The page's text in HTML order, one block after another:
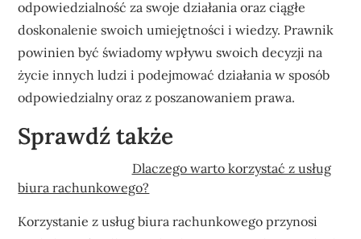
odpowiedzialność za swoje działania oraz ciągłe
doskonalenie swoich umiejętności i wiedzy. Prawnik
powinien być świadomy wpływu swoich decyzji na
życie innych ludzi i podejmować działania w sposób
odpowiedzialny oraz z poszanowaniem prawa.
Sprawdź także
Dlaczego warto korzystać z usług
biura rachunkowego?
Korzystanie z usług biura rachunkowego przynosi